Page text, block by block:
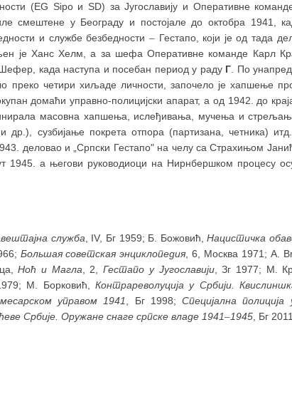
(EG Sipo и SD) за Југославију и Оперативне
смештене у Београду и постојале до октобра 1941,
и службе безбедности –Гестапо, који је од тада
је Ханс Хелм, а за шефа Оперативне команде Карл
када наступа и посебан период у раду Г. По
преко четири хиљаде личности, започело је хапшење
домаћи управно-полицијски апарат, а од 1942. до
масовна хапшења, ислеђивања, мучења и
и др.), сузбијање покрета отпора (партизана, четника)
деловао и „Српски Гестапо" на челу са Страхињом
1945. а његови руководиоци на Нирнбершком процесу
служба , IV, Бг 1959; Б. Божовић,Нацистичка
Большая советская энциклопедия , 6, Москва 1971; А.
Ноћ и Магла , 2,Гестапо у Југославији, Зг 1977; М.
М. Борковић,Контрареволуција у Србији.
управом 1941 , Бг 1998;Специјална
Србије. Оружане снаге српске владе 1941–1945 , Бг 2011.